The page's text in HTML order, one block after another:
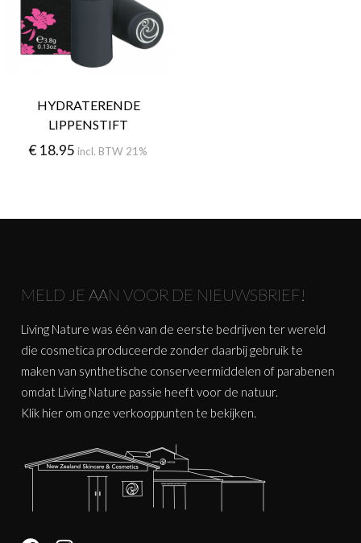
HYDRATERENDE
LIPPENSTIFT
€18.95 incl. BTW 21%
MELD JE AAN VOOR DE NIEUWSBRIEF!
Living Nature was één van de eerste bedrijven ter wereld
die cosmetica produceerde zonder daarbij gebruik te
maken van synthetische conserveermiddelen of parabenen
omdat Living Nature passie heeft voor de natuur.
Klik hier om onze verkooppunten te bekijken.